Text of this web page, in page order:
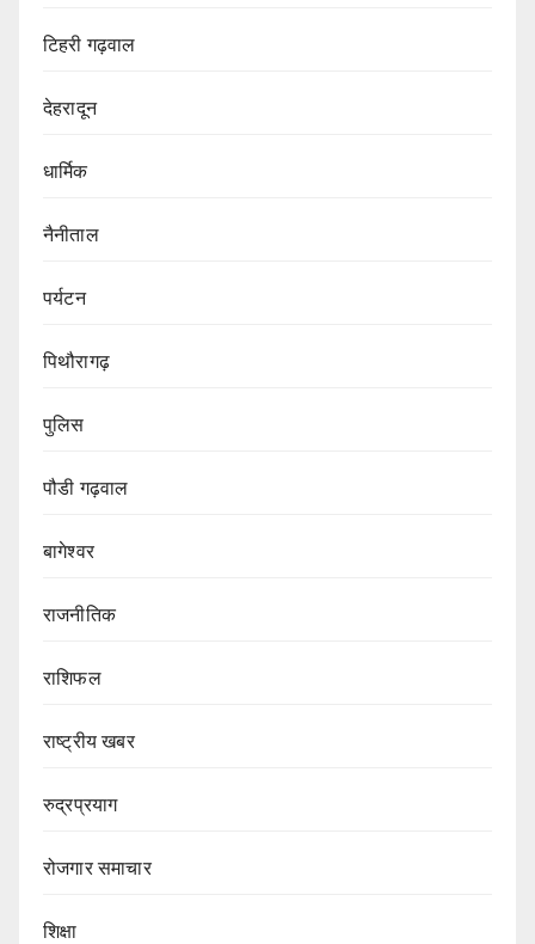
टिहरी गढ़वाल
देहरादून
धार्मिक
नैनीताल
पर्यटन
पिथौरागढ़
पुलिस
पौडी गढ़वाल
बागेश्वर
राजनीतिक
राशिफल
राष्ट्रीय खबर
रुद्रप्रयाग
रोजगार समाचार
शिक्षा